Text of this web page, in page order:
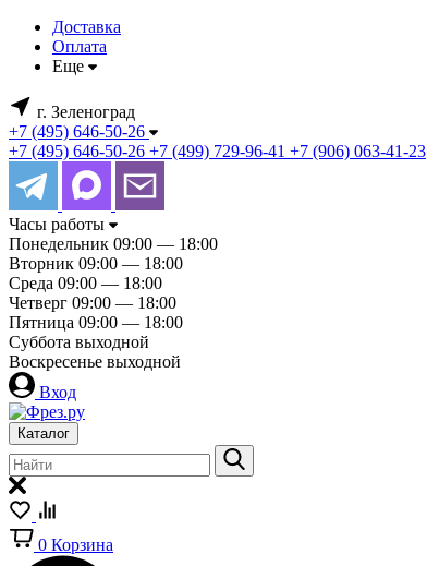
Доставка
Оплата
Еще
г. Зеленоград
+7 (495) 646-50-26
+7 (495) 646-50-26 +7 (499) 729-96-41 +7 (906) 063-41-23
Часы работы
Понедельник 09:00 — 18:00
Вторник 09:00 — 18:00
Среда 09:00 — 18:00
Четверг 09:00 — 18:00
Пятница 09:00 — 18:00
Суббота выходной
Воскресенье выходной
Вход
Каталог
0 Корзина